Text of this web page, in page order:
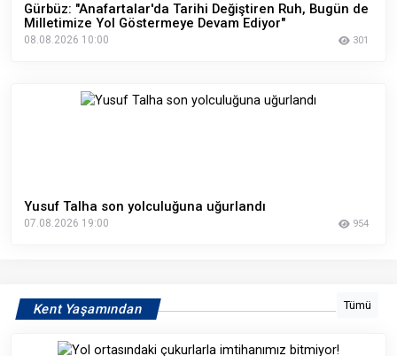
Gürbüz: "Anafartalar'da Tarihi Değiştiren Ruh, Bugün de
Milletimize Yol Göstermeye Devam Ediyor"
08.08.2026 10:00 301
Yusuf Talha son yolculuğuna uğurlandı
07.08.2026 19:00 954
Kent Yaşamından Tümü